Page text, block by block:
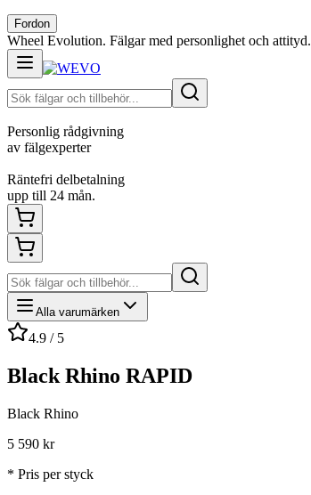
Fordon
Wheel Evolution. Fälgar med personlighet och attityd.
Personlig rådgivning
av fälgexperter
Räntefri delbetalning
upp till 24 mån.
Alla varumärken
4.9 / 5
Black Rhino RAPID
Black Rhino
5 590 kr
* Pris per styck